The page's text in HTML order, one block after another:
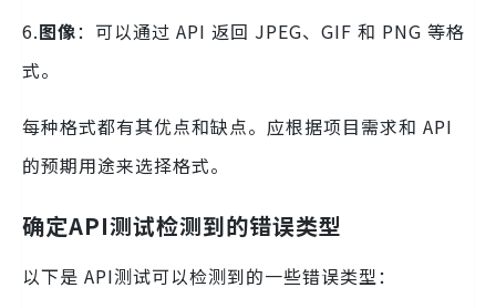
6.图像：可以通过 API 返回 JPEG、GIF 和 PNG 等格
式。
每种格式都有其优点和缺点。应根据项目需求和 API
的预期用途来选择格式。
确定API测试检测到的错误类型
以下是 API测试可以检测到的一些错误类型：